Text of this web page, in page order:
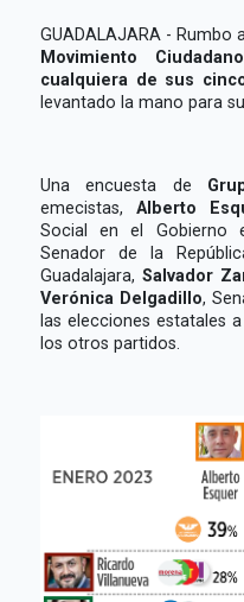
GUADALAJARA - Rumbo
Movimiento
cualquiera de sus
levantado la mano para
Una encuesta de
emecistas, Alberto
Social en el Gobierno
Senador de la
Guadalajara, Salvador
Verónica Delgadillo,
las elecciones estatales
los otros partidos.